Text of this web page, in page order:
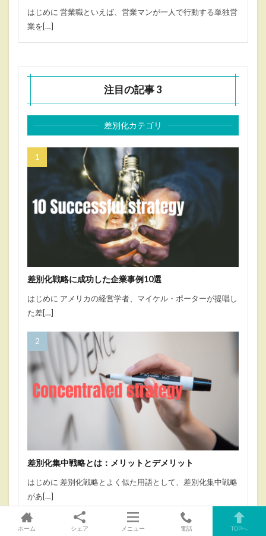
はじめに 営業職といえば、営業マンが一人で行動する単独営
業を[…]
注目の記事 3
差別化カテゴリ
差別化戦略に成功した企業事例10選
はじめに アメリカの経営学者、マイケル・ポーターが提唱し
た差[…]
差別化集中戦略とは：メリットとデメリット
はじめに 差別化戦略とよく似た用語として、差別化集中戦略
があ[…]
ホーム シェア メニュー 電話 TOPへ